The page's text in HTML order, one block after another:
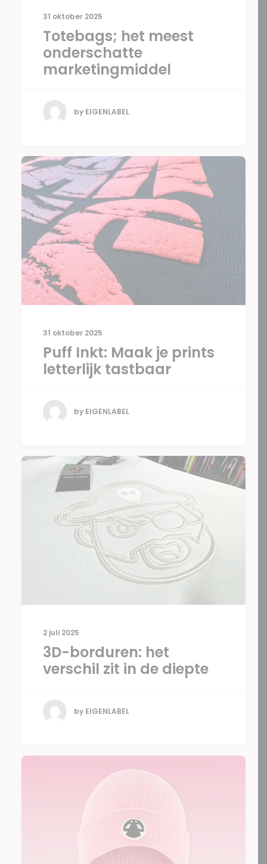
31 oktober 2025
Totebags; het meest
onderschatte
marketingmiddel
by EIGENLABEL
31 oktober 2025
Puff Inkt: Maak je prints
letterlijk tastbaar
by EIGENLABEL
2 juli 2025
3D-borduren: het
verschil zit in de diepte
by EIGENLABEL